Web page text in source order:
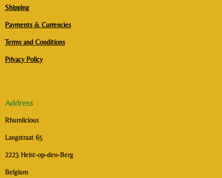
Shipping
Payments & Currencies
Terms and Conditions
Privacy Policy
Address
Rhumlicious
Langstraat 65
2223 Heist-op-den-Berg
Belgium